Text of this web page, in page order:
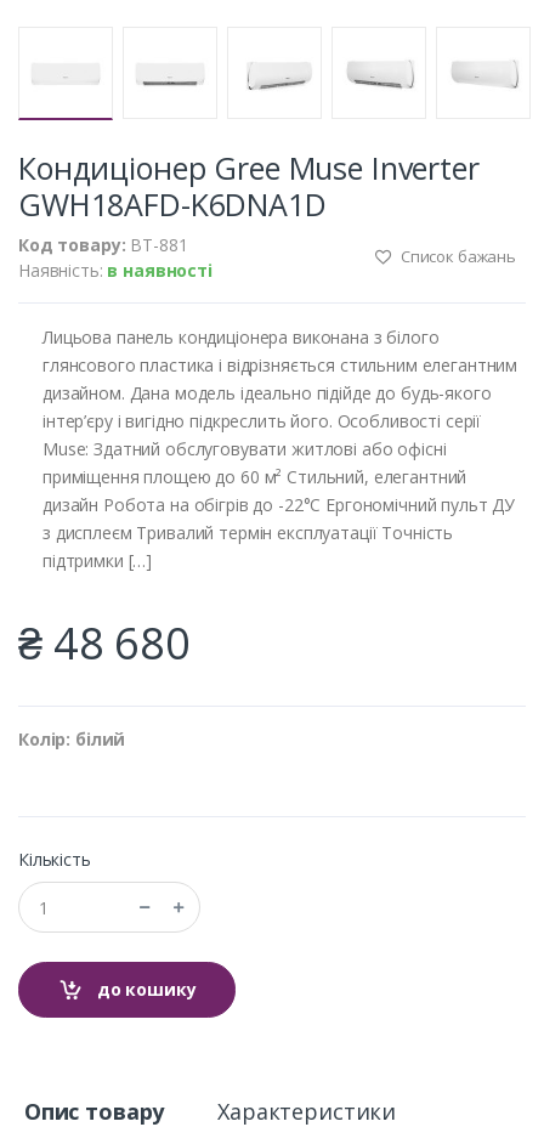
Кондиціонер Gree Muse Inverter
GWH18AFD-K6DNA1D
Код товару: BT-881
Наявність: в наявності
Список бажань
Лицьова панель кондиціонера виконана з білого
глянсового пластика і відрізняється стильним елегантним
дизайном. Дана модель ідеально підійде до будь-якого
інтер’єру і вигідно підкреслить його. Особливості серії
Muse: Здатний обслуговувати житлові або офісні
приміщення площею до 60 м² Стильний, елегантний
дизайн Робота на обігрів до -22°С Ергономічний пульт ДУ
з дисплеєм Тривалий термін експлуатації Точність
підтримки […]
₴ 48 680
Колір: білий
Кількість
до кошику
Опис товару Характеристики